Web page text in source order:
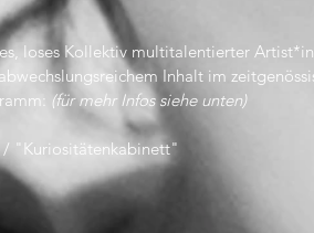
loses Kollektiv multitalentierter
Inhalt im
(für mehr Infos siehe unten)
"Kuriositätenkabinett"